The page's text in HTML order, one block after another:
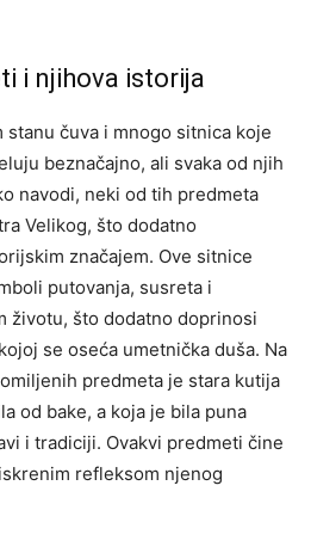
i njihova istorija
stanu čuva i mnogo sitnica koje
beznačajno, ali svaka od njih
navodi, neki od tih predmeta
Velikog, što dodatno
značajem. Ove sitnice
putovanja, susreta i
životu, što dodatno doprinosi
se oseća umetnička duša. Na
predmeta je stara kutija
od bake, a koja je bila puna
i tradiciji. Ovakvi predmeti čine
refleksom njenog